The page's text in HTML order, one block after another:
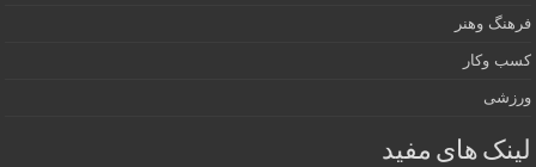
فرهنگ وهنر
کسب وکار
ورزشی
لینک های مفید